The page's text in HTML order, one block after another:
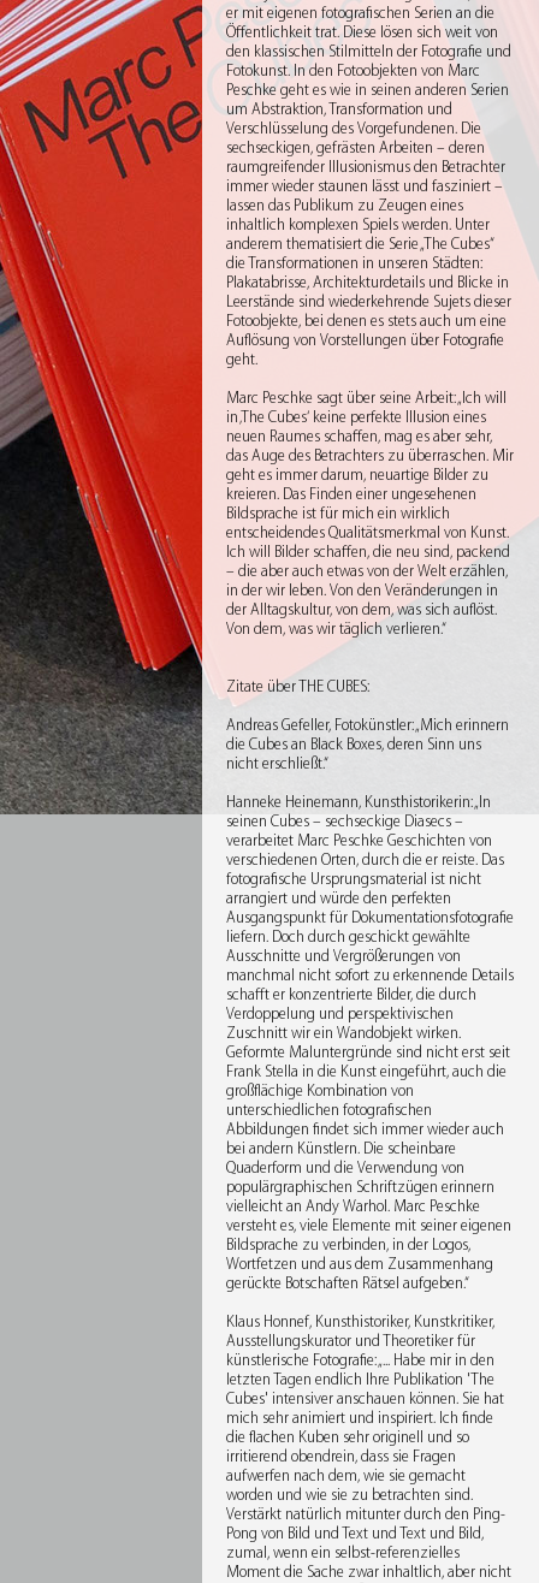
er mit eigenen fotografischen Serien an die
Öffentlichkeit trat. Diese lösen sich weit von
den klassischen Stilmitteln der Fotografie und
Fotokunst. In den Fotoobjekten von Marc
Peschke geht es wie in seinen anderen Serien
um Abstraktion, Transformation und
Verschlüsselung des Vorgefundenen. Die
sechseckigen, gefrästen Arbeiten – deren
raumgreifender Illusionismus den Betrachter
immer wieder staunen lässt und fasziniert –
lassen das Publikum zu Zeugen eines
inhaltlich komplexen Spiels werden. Unter
anderem thematisiert die Serie „The Cubes“
die Transformationen in unseren Städten:
Plakatabrisse, Architekturdetails und Blicke in
Leerstände sind wiederkehrende Sujets dieser
Fotoobjekte, bei denen es stets auch um eine
Auflösung von Vorstellungen über Fotografie
geht.
Marc Peschke sagt über seine Arbeit: „Ich will
in ‚The Cubes‘ keine perfekte Illusion eines
neuen Raumes schaffen, mag es aber sehr,
das Auge des Betrachters zu überraschen. Mir
geht es immer darum, neuartige Bilder zu
kreieren. Das Finden einer ungesehenen
Bildsprache ist für mich ein wirklich
entscheidendes Qualitätsmerkmal von Kunst.
Ich will Bilder schaffen, die neu sind, packend
– die aber auch etwas von der Welt erzählen,
in der wir leben. Von den Veränderungen in
der Alltagskultur, von dem, was sich auflöst.
Von dem, was wir täglich verlieren.“
Zitate über THE CUBES:
Andreas Gefeller, Fotokünstler: „Mich erinnern
die Cubes an Black Boxes, deren Sinn uns
nicht erschließt.“
Hanneke Heinemann, Kunsthistorikerin: „In
seinen Cubes – sechseckige Diasecs –
verarbeitet Marc Peschke Geschichten von
verschiedenen Orten, durch die er reiste. Das
fotografische Ursprungsmaterial ist nicht
arrangiert und würde den perfekten
Ausgangspunkt für Dokumentationsfotografie
liefern. Doch durch geschickt gewählte
Ausschnitte und Vergrößerungen von
manchmal nicht sofort zu erkennende Details
schafft er konzentrierte Bilder, die durch
Verdoppelung und perspektivischen
Zuschnitt wir ein Wandobjekt wirken.
Geformte Maluntergründe sind nicht erst seit
Frank Stella in die Kunst eingeführt, auch die
großflächige Kombination von
unterschiedlichen fotografischen
Abbildungen findet sich immer wieder auch
bei andern Künstlern. Die scheinbare
Quaderform und die Verwendung von
populärgraphischen Schriftzügen erinnern
vielleicht an Andy Warhol. Marc Peschke
versteht es, viele Elemente mit seiner eigenen
Bildsprache zu verbinden, in der Logos,
Wortfetzen und aus dem Zusammenhang
gerückte Botschaften Rätsel aufgeben.“
Klaus Honnef, Kunsthistoriker, Kunstkritiker,
Ausstellungskurator und Theoretiker für
künstlerische Fotografie: „... Habe mir in den
letzten Tagen endlich Ihre Publikation 'The
Cubes' intensiver anschauen können. Sie hat
mich sehr animiert und inspiriert. Ich finde
die flachen Kuben sehr originell und so
irritierend obendrein, dass sie Fragen
aufwerfen nach dem, wie sie gemacht
worden und wie sie zu betrachten sind.
Verstärkt natürlich mitunter durch den Ping-
Pong von Bild und Text und Text und Bild,
zumal, wenn ein selbst-referenzielles
Moment die Sache zwar inhaltlich, aber nicht